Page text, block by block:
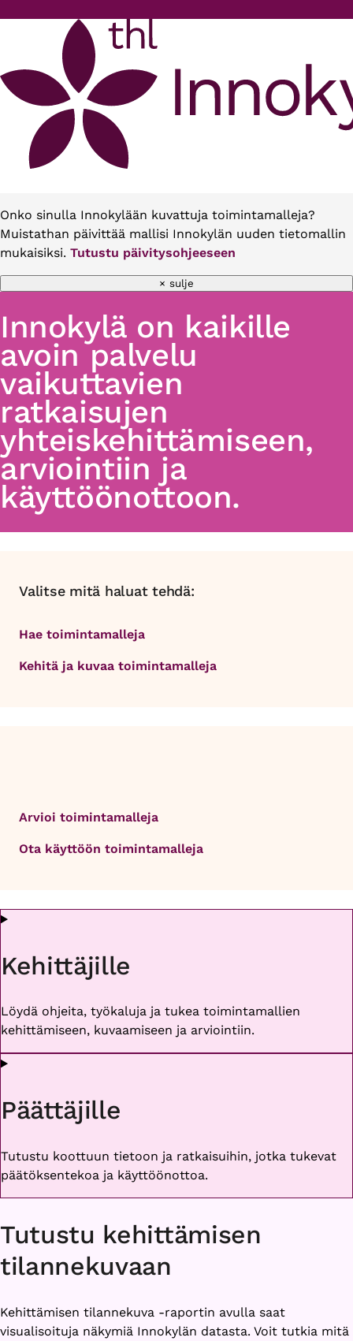
Onko sinulla Innokylään kuvattuja toimintamalleja?
Muistathan päivittää mallisi Innokylän uuden tietomallin
mukaisiksi. Tutustu päivitysohjeeseen
× sulje
Innokylä on kaikille
avoin palvelu
vaikuttavien
ratkaisujen
yhteiskehittämiseen,
arviointiin ja
käyttöönottoon.
Valitse mitä haluat tehdä:
Hae toimintamalleja
Kehitä ja kuvaa toimintamalleja
Arvioi toimintamalleja
Ota käyttöön toimintamalleja
Kehittäjille
Löydä ohjeita, työkaluja ja tukea toimintamallien
kehittämiseen, kuvaamiseen ja arviointiin.
Päättäjille
Tutustu koottuun tietoon ja ratkaisuihin, jotka tukevat
päätöksentekoa ja käyttöönottoa.
Tutustu kehittämisen
tilannekuvaan
Kehittämisen tilannekuva -raportin avulla saat
visualisoituja näkymiä Innokylän datasta. Voit tutkia mitä